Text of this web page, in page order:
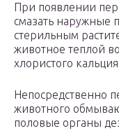
При появлении
смазать наружные
стерильным
животное теплой
хлористого
Непосредственно
животного
половые органы